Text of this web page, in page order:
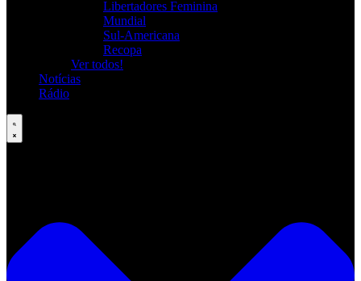
Libertadores Feminina
Mundial
Sul-Americana
Recopa
Ver todos!
Notícias
Rádio